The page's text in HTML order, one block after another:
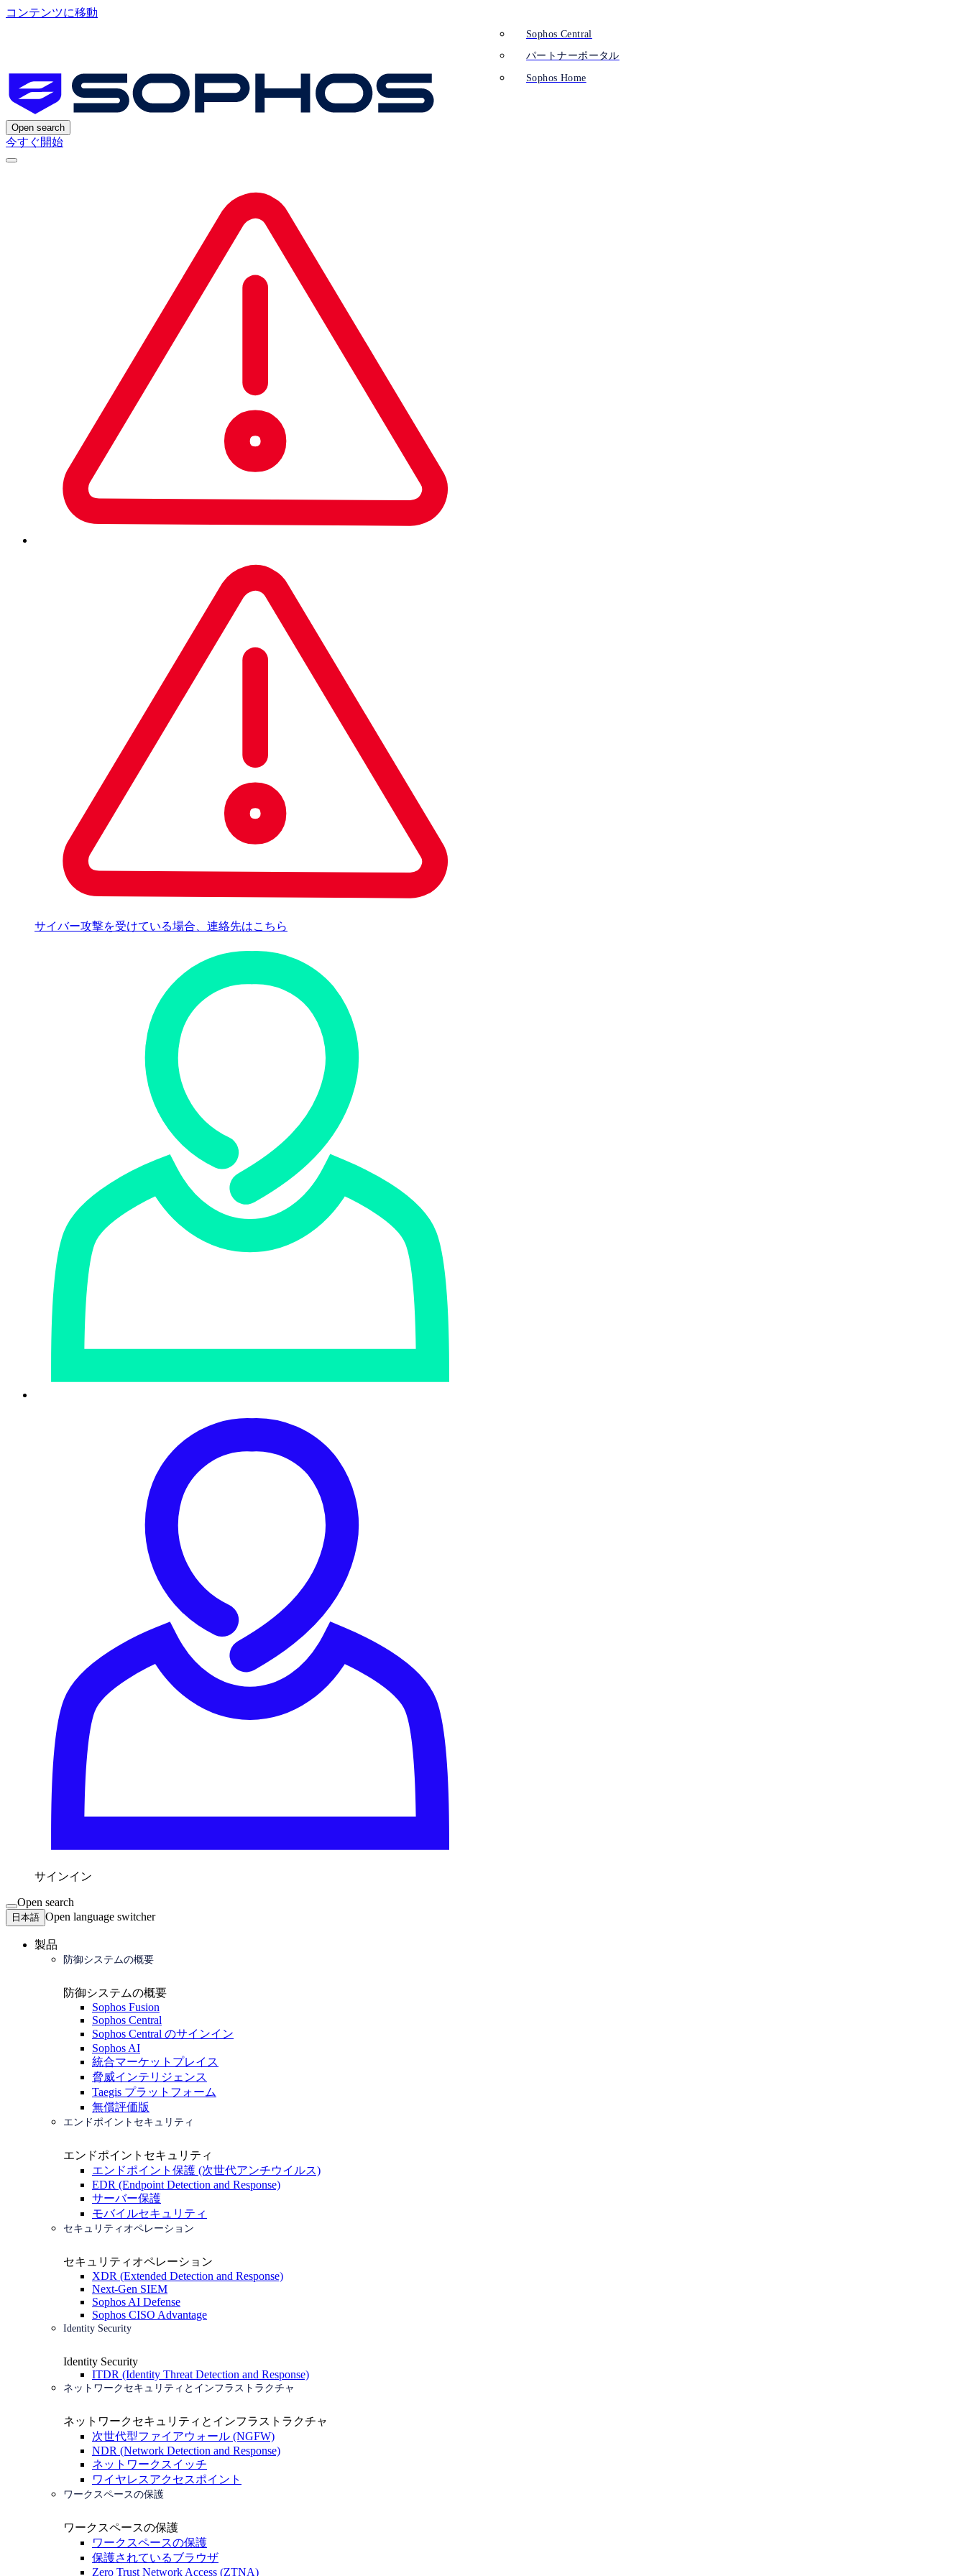
コンテンツに移動
Open search
今すぐ開始
サイバー攻撃を受けている場合、連絡先はこちら
サインイン
Sophos Central
パートナーポータル
Sophos Home
Open search
日本語 Open language switcher
製品
防御システムの概要
防御システムの概要
Sophos Fusion
Sophos Central
Sophos Central のサインイン
Sophos AI
統合マーケットプレイス
脅威インテリジェンス
Taegis プラットフォーム
無償評価版
エンドポイントセキュリティ
エンドポイントセキュリティ
エンドポイント保護 (次世代アンチウイルス)
EDR (Endpoint Detection and Response)
サーバー保護
モバイルセキュリティ
セキュリティオペレーション
セキュリティオペレーション
XDR (Extended Detection and Response)
Next-Gen SIEM
Sophos AI Defense
Sophos CISO Advantage
Identity Security
Identity Security
ITDR (Identity Threat Detection and Response)
ネットワークセキュリティとインフラストラクチャ
ネットワークセキュリティとインフラストラクチャ
次世代型ファイアウォール (NGFW)
NDR (Network Detection and Response)
ネットワークスイッチ
ワイヤレスアクセスポイント
ワークスペースの保護
ワークスペースの保護
ワークスペースの保護
保護されているブラウザ
Zero Trust Network Access (ZTNA)